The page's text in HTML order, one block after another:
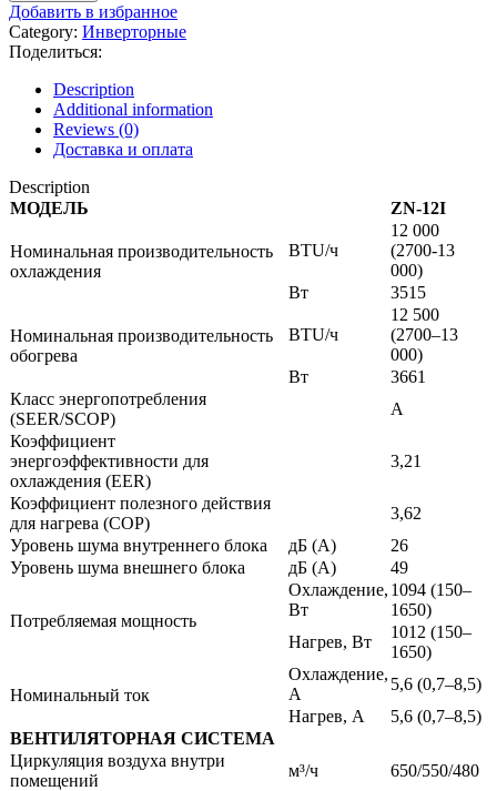
Zerten
ZN-
12I
quantity
Добавить в избранное
Category: Инверторные
Поделиться:
Description
Additional information
Reviews (0)
Доставка и оплата
Description
МОДЕЛЬ
ZN-12I
Номинальная производительность
охлаждения
BTU/ч
12 000
(2700-13
000)
Вт
3515
Номинальная производительность
обогрева
BTU/ч
12 500
(2700–13
000)
Вт
3661
Класс энергопотребления
(SEER/SCOP)
A
Коэффициент
энергоэффективности для
охлаждения (EER)
3,21
Коэффициент полезного действия
для нагрева (COP)
3,62
Уровень шума внутреннего блока
дБ (A)
26
Уровень шума внешнего блока
дБ (A) 49
Потребляемая мощность
Охлаждение,
Вт
1094 (150–
1650)
Нагрев, Вт
1012 (150–
1650)
Номинальный ток
Охлаждение,
A
5,6 (0,7–8,5)
Нагрев, A
5,6 (0,7–8,5)
ВЕНТИЛЯТОРНАЯ СИСТЕМА
Циркуляция воздуха внутри
помещений
м³/ч
650/550/480